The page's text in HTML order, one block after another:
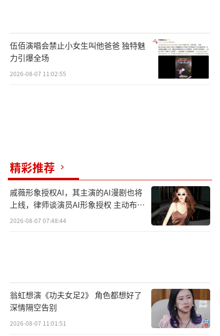
伍佰演唱会禁止小女生叫他爸爸 独特魅
力引爆全场
2026-08-07 11:02:55
精彩推荐
戚薇形象授权AI，其主演的AI漫剧也将
上线，律师谈演员AI形象授权 主动布局
数字资产
2026-08-07 07:48:44
翁虹想演《功夫女足2》 角色都想好了
深情隔空告别
2026-08-07 11:01:51